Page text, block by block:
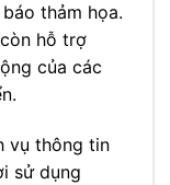
thảm họa.
hỗ trợ
của các
vụ thông tin
sử dụng